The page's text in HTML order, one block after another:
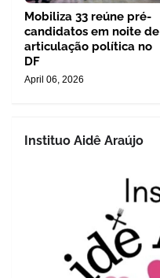
Mobiliza 33 reúne pré-
candidatos em noite de
articulação política no
DF
April 06, 2026
Instituo Aidê Araújo